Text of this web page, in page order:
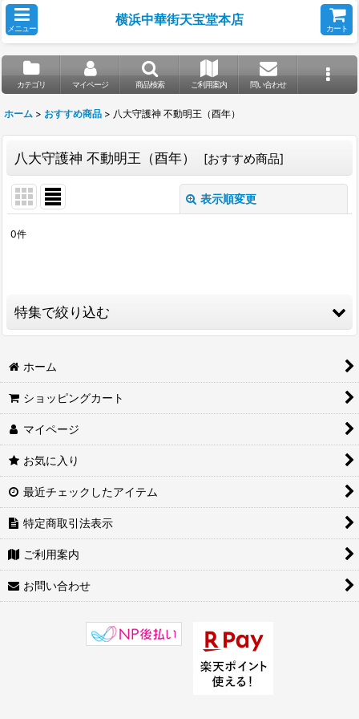
メニュー
横浜中華街天宝堂本店
カート
カテゴリ マイページ 商品検索 ご利用案内 問い合わせ
ホーム > おすすめ商品 > 八大守護神 不動明王（酉年）
八大守護神 不動明王（酉年） [おすすめ商品]
表示順変更
絞り込む
0件
特集で絞り込む
八大守護神 千手観音菩薩（子年）
八大守護神 虚空蔵菩薩（丑・寅年）
八大守護神 文殊菩薩（卯年）
八大守護神 普賢菩薩（辰・巳年）
八大守護神 勢至菩薩（午年）
八大守護神 大日如来（未・申年）
八大守護神 不動明王（酉年）
八大守護神 阿弥陀如来（戌・亥年）
ホーム
ショッピングカート
マイページ
お気に入り
最近チェックしたアイテム
特定商取引法表示
ご利用案内
お問い合わせ